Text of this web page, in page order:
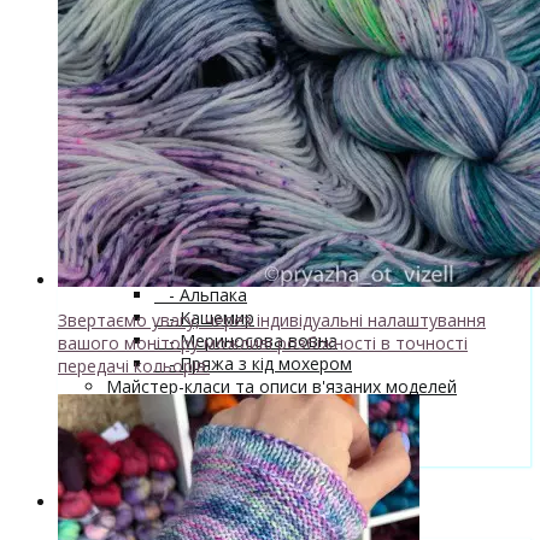
↘ Nice, 50% Вовна 50% Акрил,
70м/100г
↘ Sock Tender, 80% меринос
superwash 20% нейлон
↘ Sock, 75% Меринос 25% Нейлон,
300м/100г
- Шовк+
↘ Cleo, 50% шовк 50% меринос,
600м/100гНовинка!
↘ Бурет, 100% буретный шовк,
190м/100г
Бобінна пряжа+
- Альпака
- Кашемир
- Мериносова вовна
- Пряжа з кід мохером
Майстер-класи та описи в'язаних моделей
Інструменти та аксессуари
- Конуси для пряжі
Одяг TieDye
Блог про в'язання
Звертаємо увагу, через індивідуальні налаштування
вашого монітору можливі розбіжності в точності
передачі кольорів.